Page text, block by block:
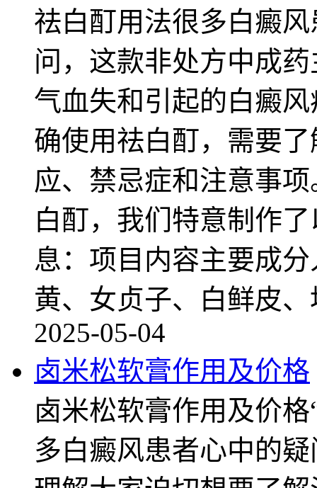
祛白酊用法很多白癜
问，这款非处方中成
气血失和引起的白癜
确使用祛白酊，需要
应、禁忌症和注意事
白酊，我们特意制作
息：项目内容主要成
黄、女贞子、白鲜皮
2025-05-04
卤米松软膏作用及价格
卤米松软膏作用及价
多白癜风患者心中的